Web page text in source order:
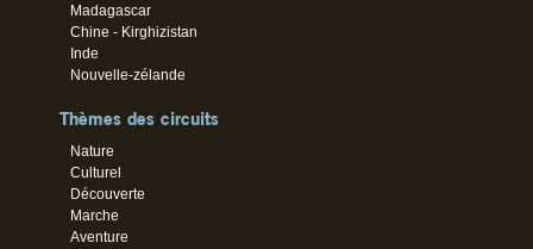
Madagascar
Chine - Kirghizistan
Inde
Nouvelle-zélande
Thèmes des circuits
Nature
Culturel
Découverte
Marche
Aventure